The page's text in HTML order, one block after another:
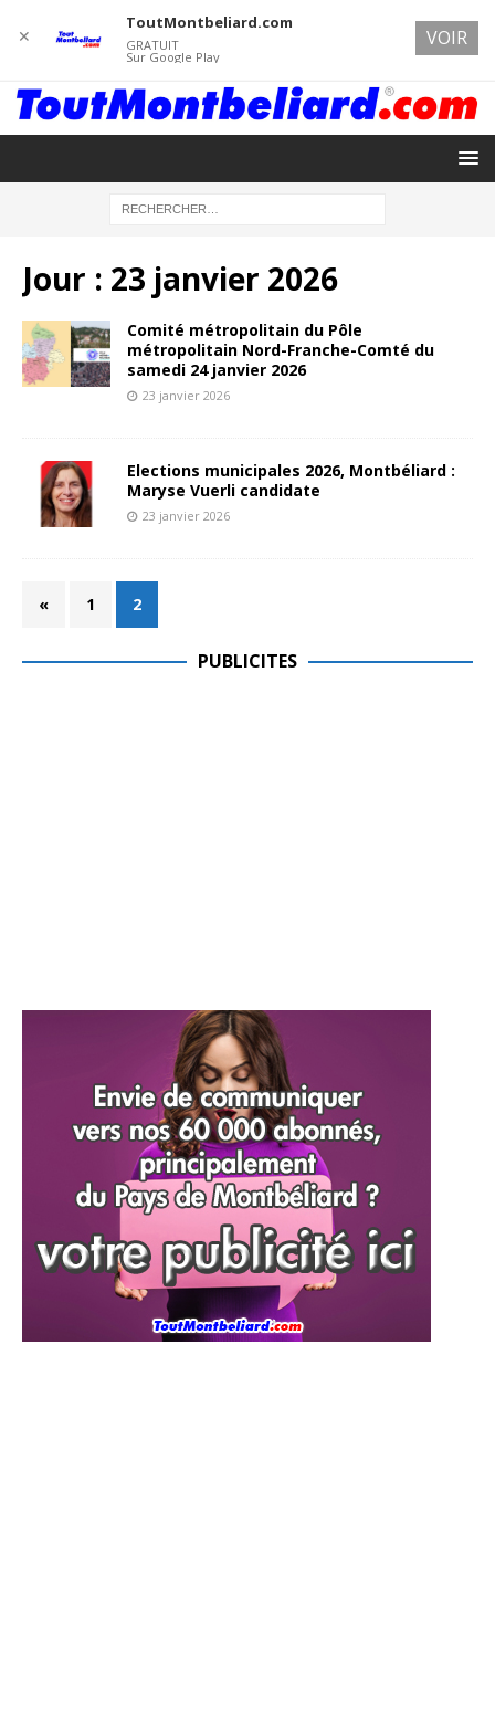
Jour : 23 janvier 2026
Comité métropolitain du Pôle
métropolitain Nord-Franche-Comté du
samedi 24 janvier 2026
23 janvier 2026
Elections municipales 2026, Montbéliard :
Maryse Vuerli candidate
23 janvier 2026
« 1 2
PUBLICITES
✕
ToutMontbeliard.com
GRATUIT
Sur Google Play
VOIR